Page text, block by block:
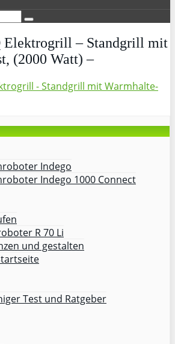
Elektrogrill – Standgrill mit
(2000 Watt) –
Indego
Indego 1000 Connect
R 70 Li
und gestalten
Test und Ratgeber